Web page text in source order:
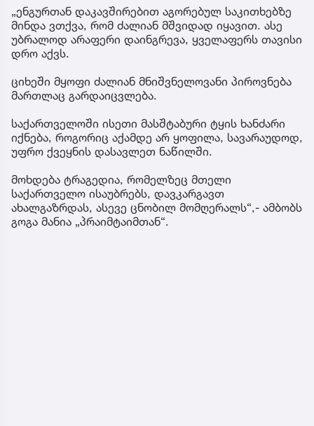
„ენგურთან დაკავშირებით აგორებულ საკითხებზე
მინდა ვთქვა, რომ ძალიან მშვიდად იყავით. ასე
უბრალოდ არაფერი დაინგრევა, ყველაფერს თავისი
დრო აქვს.
ციხეში მყოფი ძალიან მნიშვნელოვანი პიროვნება
მართლაც გარდაიცვლება.
საქართველოში ისეთი მასშტაბური ტყის ხანძარი
იქნება, როგორიც აქამდე არ ყოფილა, სავარაუდოდ,
უფრო ქვეყნის დასავლეთ ნაწილში.
მოხდება ტრაგედია, რომელზეც მთელი
საქართველო ისაუბრებს, დავკარგავთ
ახალგაზრდას, ასევე ცნობილ მომღერალს“,- ამბობს
გოგა მანია „პრაიმტაიმთან“.